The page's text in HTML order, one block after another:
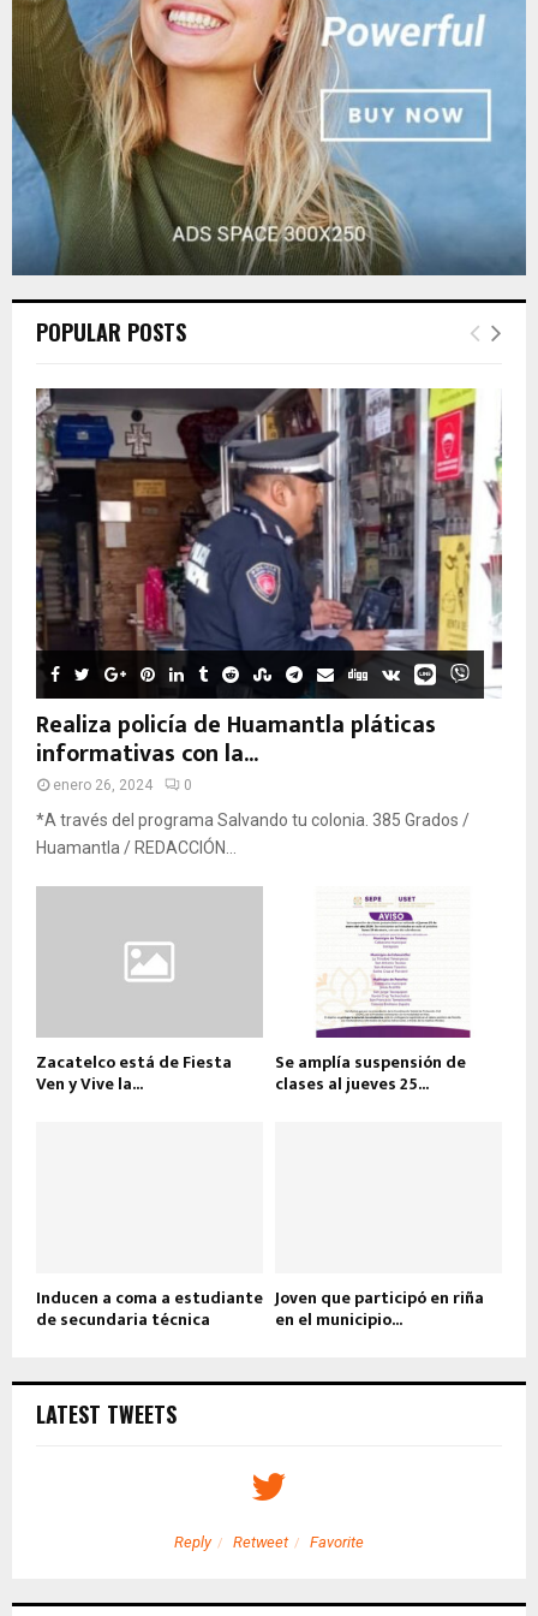
C
POPULAR POSTS
Realiza policía de Huamantla pláticas
informativas con la...
enero 26, 2024 0
*A través del programa Salvando tu colonia. 385 Grados /
Huamantla / REDACCIÓN...
Zacatelco está de Fiesta
Ven y Vive la...
Se amplía suspensión de
clases al jueves 25...
Inducen a coma a estudiante
de secundaria técnica
Joven que participó en riña
en el municipio...
LATEST TWEETS
Reply Retweet Favorite